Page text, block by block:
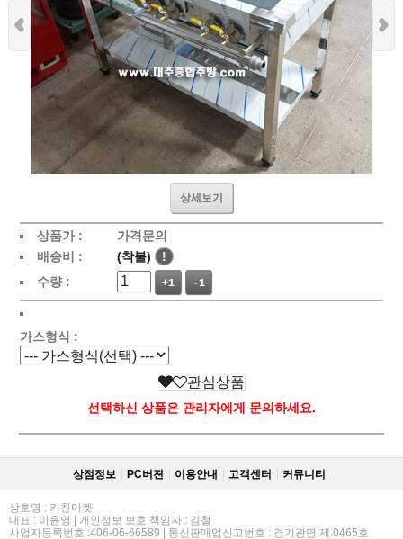
상세보기
상품가 :
가격문의
배송비 :
(착불)
!
수량 :
+1 -1
가스형식 :
관심상품
선택하신 상품은 관리자에게 문의하세요.
상점정보 PC버젼 이용안내 고객센터 커뮤니티
상호명 : 키친마켓
대표 : 이윤영 | 개인정보 보호 책임자 : 김철
사업자등록번호 :406-06-66589 | 통신판매업신고번호 : 경기광명 제 0465호